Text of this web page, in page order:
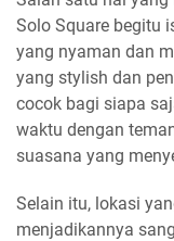
Solo Square begitu
yang nyaman dan
yang stylish dan
cocok bagi siapa
waktu dengan
suasana yang
Selain itu, lokasi
menjadikannya